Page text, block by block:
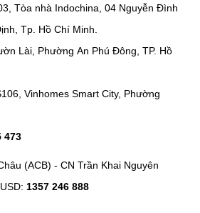
Tòa nhà Indochina, 04 Nguyễn Đình
Tp. Hồ Chí Minh.
Lài, Phường An Phú Đông, TP. Hồ
Vinhomes Smart City, Phường
473
(ACB) - CN Trần Khai Nguyên
1357 246 888